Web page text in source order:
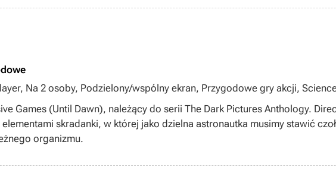
Na 2 osoby, Podzielony/wspólny ekran, Przygodowe gry akcji,
multiplayer
Games (Until Dawn), należący do serii The Dark Pictures Anthology.
skradanki, w której jako dzielna astronautka musimy stawić
organizmu.